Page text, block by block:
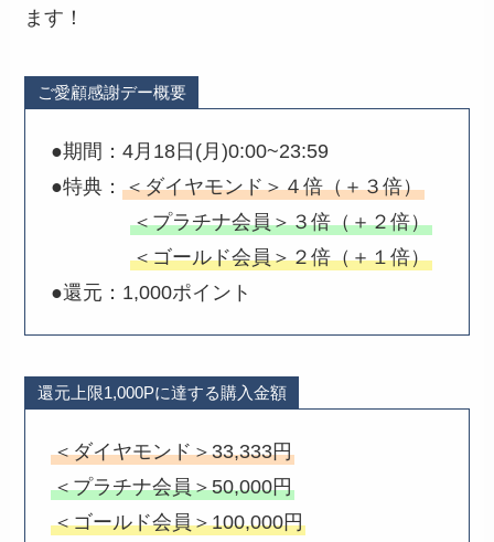
ます！
ご愛顧感謝デー概要
●期間：4月18日(月)0:00~23:59
●特典： ＜ダイヤモンド＞４倍（＋３倍）
＜プラチナ会員＞３倍（＋２倍）
＜ゴールド会員＞２倍（＋１倍）
●還元：1,000ポイント
還元上限1,000Pに達する購入金額
＜ダイヤモンド＞33,333円
＜プラチナ会員＞50,000円
＜ゴールド会員＞100,000円